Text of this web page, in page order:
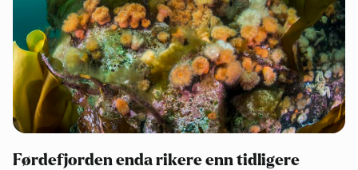
Førdefjorden enda rikere enn tidligere